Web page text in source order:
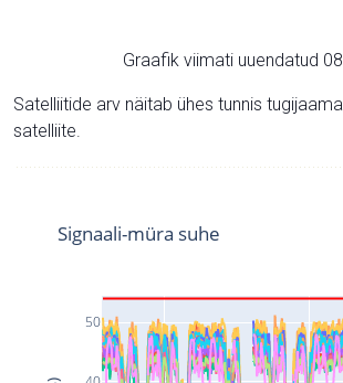
Graafik viimati uuendatud
Satelliitide arv näitab ühes tunnis
satelliite.
50
Signaali-müra suhe